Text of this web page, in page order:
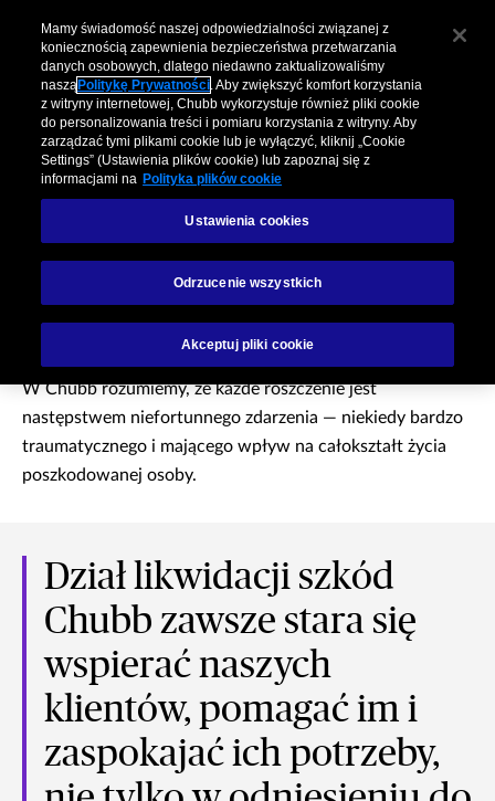
Szkody z ubezpieczeń
NNW
W Chubb rozumiemy, że każde roszczenie jest
następstwem niefortunnego zdarzenia — niekiedy bardzo
traumatycznego i mającego wpływ na całokształt życia
poszkodowanej osoby.
Dział likwidacji szkód
Chubb zawsze stara się
wspierać naszych
klientów, pomagać im i
zaspokajać ich potrzeby,
Mamy świadomość naszej odpowiedzialności związanej z
koniecznością zapewnienia bezpieczeństwa przetwarzania
danych osobowych, dlatego niedawno zaktualizowaliśmy
naszą Politykę Prywatności. Aby zwiększyć komfort korzystania
z witryny internetowej, Chubb wykorzystuje również pliki cookie
do personalizowania treści i pomiaru korzystania z witryny. Aby
zarządzać tymi plikami cookie lub je wyłączyć, kliknij „Cookie
Settings” (Ustawienia plików cookie) lub zapoznaj się z
informacjami na Polityka plików cookie
Ustawienia cookies
Odrzucenie wszystkich
Akceptuj pliki cookie